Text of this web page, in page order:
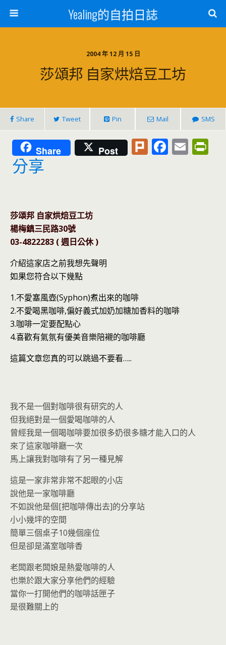
Yealing的自拍日誌
2004 年 12 月 15 日
莎頌邦 自家烘焙豆工坊
Share Tweet Pin Mail SMS
Share Post Pl F E
分享
莎頌邦 自家烘焙豆工坊
楊梅鎮三民路30號
03-4822283 ( 週日公休 )
介紹這家店之前我想先聲明
如果您符合以下幾點
1.不愛塞風壺(Syphon)煮出來的咖啡
2.不愛喝黑咖啡,偏好義式加奶加糖加香料的咖啡
3.咖啡一定要配點心
4.喜歡有氣氛有優美音樂陪襯的咖啡廳
這篇文章您真的可以跳過不要看…..
我不是一個對咖啡很有研究的人
但我絕對是一個愛喝咖啡的人
曾經我是一個喝咖啡要加很多奶很多糖才能入口的人
來了這家咖啡廳一次
馬上讓我對咖啡有了另一種見解
這是一家非常非常不起眼的小店
說他是一家咖啡廳
不如說他是個[把咖啡傳出去]的分享站
小小幾坪的空間
簡單三個桌子10幾個座位
但是卻是滿室咖啡香
老闆跟老闆娘是熱愛咖啡的人
也樂於跟大家分享他們的經驗
當你一打開他們的咖啡話匣子
是很難關上的